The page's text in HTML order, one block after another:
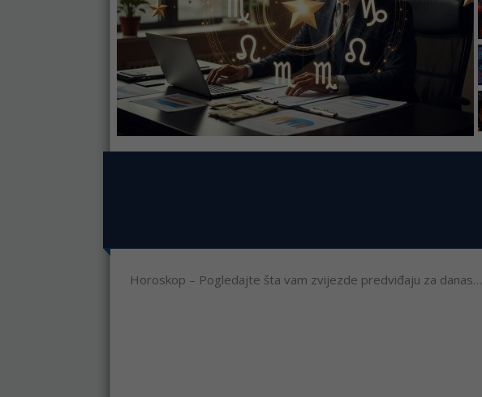
Horoskop – Pogledajte šta vam zvijezde predviđaju za danas…